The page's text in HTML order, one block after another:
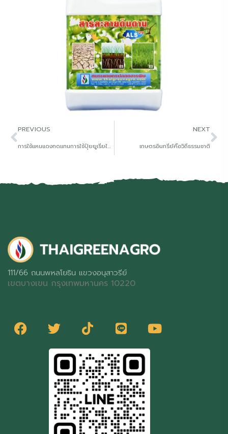
PREVIOUS
การใช้แหนแดงทดแทนการใช้ปุ๋ยยูเรียในการปลูกข้าว
NEXT
เกษตรอินทรีย์คือวิถีธรรมชาติ
111/66 ถนนพหลโยธิน แขวงอนุสาวรีย์
เขตบางเขน กรุงเทพมหานคร 10220